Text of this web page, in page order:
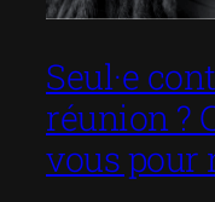
Seul·e
réunion ?
vous pour